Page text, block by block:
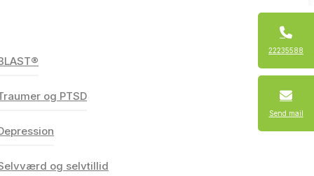
og PTSD
og selvtillid
og PTSD
og selvtillid
22235588
Send mail